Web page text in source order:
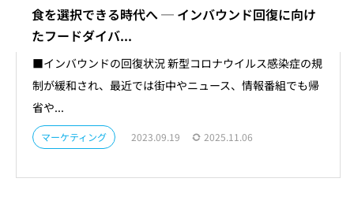
食を選択できる時代へ ─ インバウンド回復に向け
たフードダイバ...
■インバウンドの回復状況 新型コロナウイルス感染症の規
制が緩和され、最近では街中やニュース、情報番組でも帰
省や...
マーケティング 2023.09.19 2025.11.06